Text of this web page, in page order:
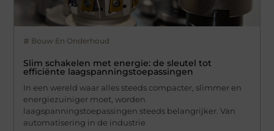
Bouw En Onderhoud
Slim schakelen met energie: de sleutel tot
efficiënte laagspanningstoepassingen
In een wereld waar alles steeds compacter, slimmer en
energiezuiniger moet, worden
laagspanningstoepassingen steeds belangrijker. Van
automatisering in de industrie